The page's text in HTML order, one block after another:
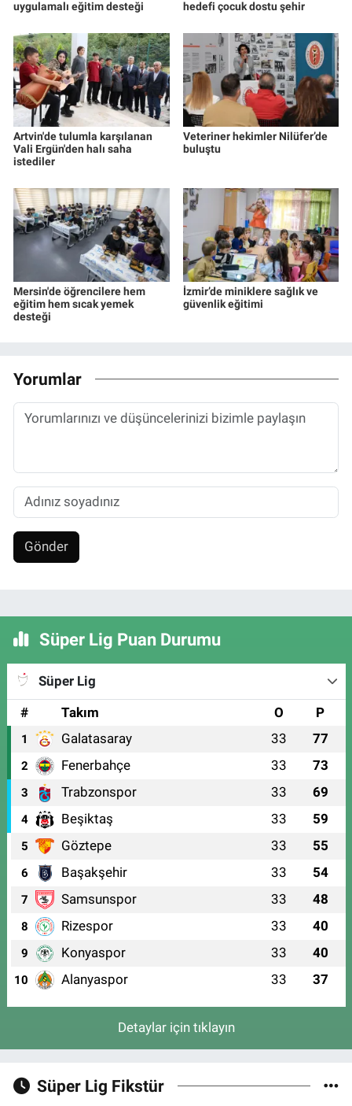
uygulamalı eğitim desteği
hedefi çocuk dostu şehir
Artvin'de tulumla karşılanan
Vali Ergün'den halı saha
istediler
Veteriner hekimler Nilüfer’de
buluştu
Mersin'de öğrencilere hem
eğitim hem sıcak yemek
desteği
İzmir’de miniklere sağlık ve
güvenlik eğitimi
Yorumlar
Gönder
Süper Lig Puan Durumu
Süper Lig
#
Takım O P
1 Galatasaray 33 77
2 Fenerbahçe 33 73
3 Trabzonspor 33 69
4 Beşiktaş 33 59
5 Göztepe 33 55
6 Başakşehir 33 54
7 Samsunspor 33 48
8 Rizespor 33 40
9 Konyaspor 33 40
10 Alanyaspor 33 37
Detaylar için tıklayın
Süper Lig Fikstür